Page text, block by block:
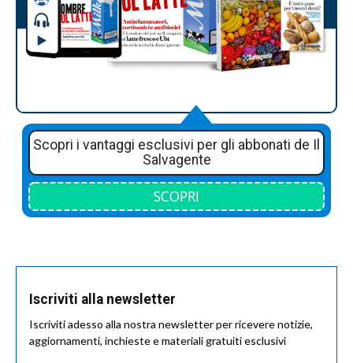
Scopri i vantaggi esclusivi per gli abbonati de Il
Salvagente
SCOPRI
Iscriviti alla newsletter
Iscriviti adesso alla nostra newsletter per ricevere notizie,
aggiornamenti, inchieste e materiali gratuiti esclusivi